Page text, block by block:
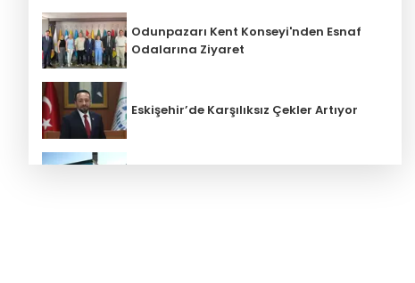
Odunpazarı Kent Konseyi'nden Esnaf
Odalarına Ziyaret
Eskişehir’de Karşılıksız Çekler Artıyor